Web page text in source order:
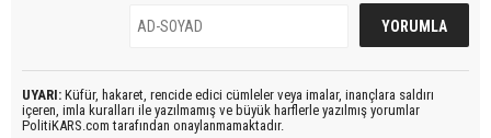
UYARI: Küfür, hakaret, rencide edici cümleler veya imalar, inançlara saldırı
içeren, imla kuralları ile yazılmamış ve büyük harflerle yazılmış yorumlar
PolitiKARS.com tarafından onaylanmamaktadır.